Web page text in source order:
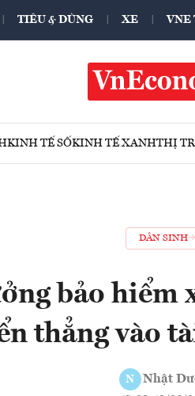
TIÊU & DÙNG XE VNE
KINH TẾ SỐKINH TẾ XANHTHỊ
DÂN SINH
bảo hiểm
thẳng vào
N Nhật